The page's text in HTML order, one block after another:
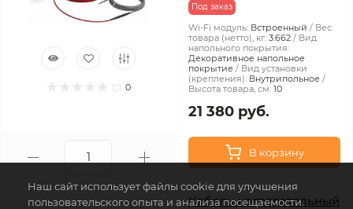
0
Под заказ
Wi-Fi модуль: Встроенный
Вес
товара (нетто), кг: 3.662
Вид
напольного покрытия:
Декоративное напольное
покрытие
Вид установки
(крепления): Внутрипольное
Высота товара, см: 10
21 380 руб.
В корзину
Кабель нагревательный
Наш сайт использует файлы cookie для улучшения
пользовательского опыта и анализа посещаемости.